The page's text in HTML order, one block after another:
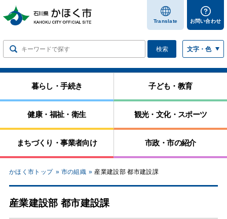
します
Translate お問い合わせ
検索 文字・色
暮らし・手続き 子ども・教育
健康・福祉・衛生 観光・文化・スポーツ
まちづくり・事業者向け 市政・市の紹介
かほく市トップ 市の組織 産業建設部 都市建設課
産業建設部 都市建設課